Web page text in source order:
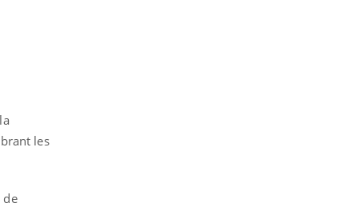
les
de